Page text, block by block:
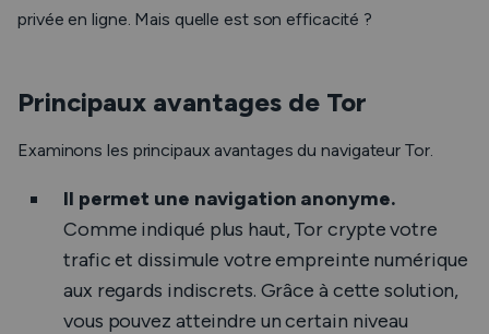
privée en ligne. Mais quelle est son efficacité ?
Principaux avantages de Tor
Examinons les principaux avantages du navigateur Tor.
Il permet une navigation anonyme.
Comme indiqué plus haut, Tor crypte votre
trafic et dissimule votre empreinte numérique
aux regards indiscrets. Grâce à cette solution,
vous pouvez atteindre un certain niveau